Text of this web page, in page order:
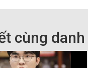
cùng